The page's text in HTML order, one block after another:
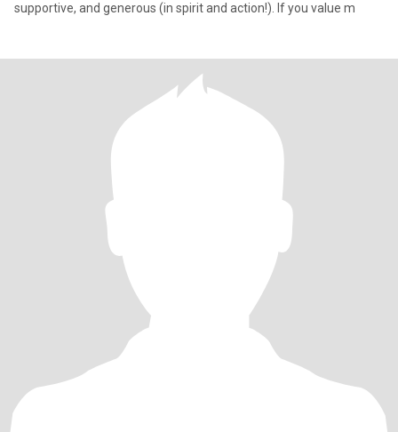
supportive, and generous (in spirit and action!). If you value m